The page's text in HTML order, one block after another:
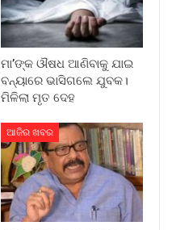
ମା’ଙ୍କ ଔଷଧ ଆଣିବାକୁ ଯାଇ
ବନ୍ୟାରେ ଭାସିଗଲେ ଯୁବକ।
ମିଳିଲା ମୃତ ଦେହ
ଆଜିର ଖବର